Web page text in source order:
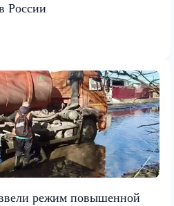
России
режим повышенной